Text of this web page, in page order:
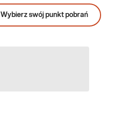
Wybierz swój punkt pobrań